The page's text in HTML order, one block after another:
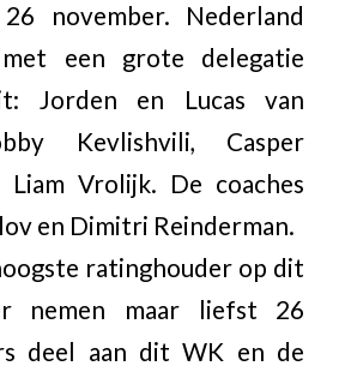
november. Nederland
een grote delegatie
Jorden en Lucas van
Kevlishvili, Casper
Liam Vrolijk. De coaches
en Dimitri Reinderman.
ratinghouder op dit
nemen maar liefst 26
deel aan dit WK en de